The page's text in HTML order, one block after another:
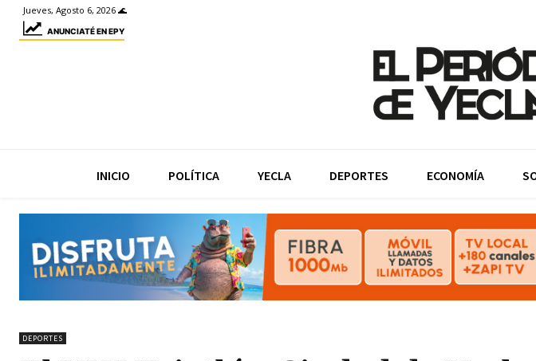
Jueves, Agosto 6, 2026 🌊
ANUNCIATÉ EN EPY
INICIO POLÍTICA YECLA DEPORTES ECONOMÍA
DEPORTES